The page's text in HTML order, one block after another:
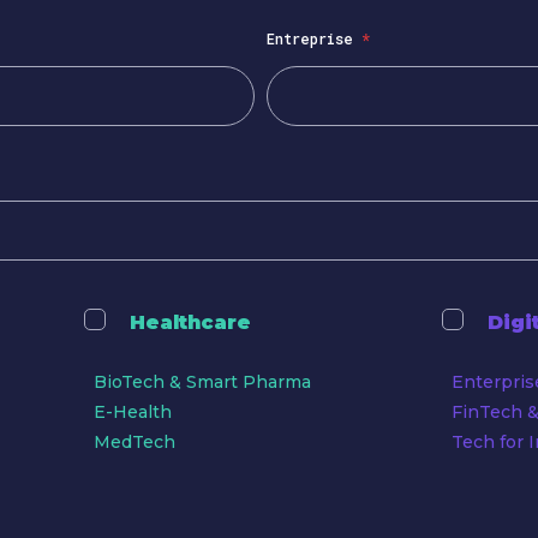
Entreprise *
Healthcare
BioTech & Smart Pharma
E-Health
MedTech
FinTech
Tech for